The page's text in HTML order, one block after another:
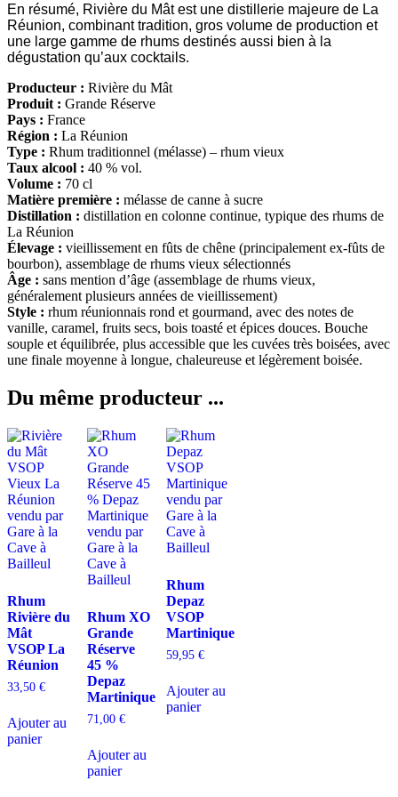
En résumé, Rivière du Mât est une distillerie majeure de La
Réunion, combinant tradition, gros volume de production et
une large gamme de rhums destinés aussi bien à la
dégustation qu’aux cocktails.
Producteur : Rivière du Mât
Produit : Grande Réserve
Pays : France
Région : La Réunion
Type : Rhum traditionnel (mélasse) – rhum vieux
Taux alcool : 40 % vol.
Volume : 70 cl
Matière première : mélasse de canne à sucre
Distillation : distillation en colonne continue, typique des rhums de
La Réunion
Élevage : vieillissement en fûts de chêne (principalement ex-fûts de
bourbon), assemblage de rhums vieux sélectionnés
Âge : sans mention d’âge (assemblage de rhums vieux,
généralement plusieurs années de vieillissement)
Style : rhum réunionnais rond et gourmand, avec des notes de
vanille, caramel, fruits secs, bois toasté et épices douces. Bouche
souple et équilibrée, plus accessible que les cuvées très boisées, avec
une finale moyenne à longue, chaleureuse et légèrement boisée.
Du même producteur ...
Rhum
Rivière du
Mât
VSOP La
Réunion
33,50 €
Ajouter au
panier
Rhum XO
Grande
Réserve
45 %
Depaz
Martinique
71,00 €
Ajouter au
panier
Rhum
Depaz
VSOP
Martinique
59,95€
Ajouter au
panier